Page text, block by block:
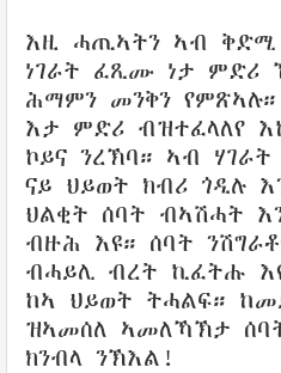
እዚ ሓጢኣትን ኣብ ቅድሚ
ነገራት ፈጺሙ ነታ ምድሪ
ሕማምን መንቅን
እታ ምድሪ ብዝተፈላለየ
ኮይና ንረኽባ። ኣብ
ናይ ህይወት ክብሪ ጎዲሉ
ህልቂት ሰባት ብኣሽሓት
ብዙሕ እዩ። ሰባት
ብሓይሊ ብረት ኪፈትሑ
ከኣ ህይወት ትሓልፍ።
ዝኣመሰለ ኣመለኻኽታ
ክንብላ ንኽእል!